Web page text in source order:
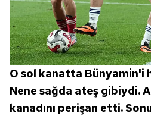
O sol kanatta Bünyamin'i
Nene sağda ateş gibiydi.
kanadını perişan etti.